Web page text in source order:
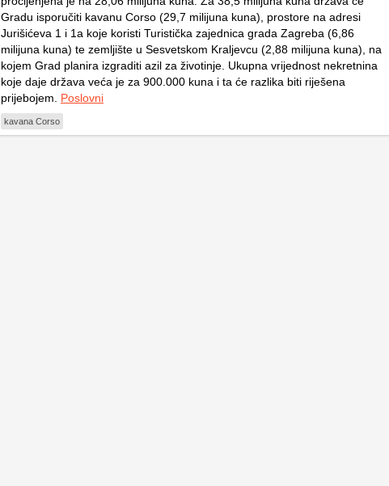
Gradu isporučiti kavanu Corso (29,7 milijuna kuna), prostore na adresi
Jurišićeva 1 i 1a koje koristi Turistička zajednica grada Zagreba (6,86
milijuna kuna) te zemljište u Sesvetskom Kraljevcu (2,88 milijuna kuna), na
kojem Grad planira izgraditi azil za životinje. Ukupna vrijednost nekretnina
koje daje država veća je za 900.000 kuna i ta će razlika biti riješena
prijebojem. Poslovni
kavana Corso